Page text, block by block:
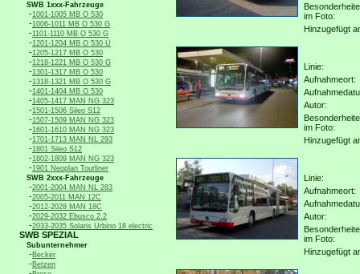
SWB 1xxx-Fahrzeuge
-1001-1005 MB O 530
-1006-1011 MB O 530 G
-1101-1110 MB O 530 G
-1201-1204 MB O 530 Ü
-1205-1217 MB O 530
-1218-1221 MB O 530 G
-1301-1317 MB O 530
-1318-1321 MB O 530 G
-1401-1404 MB O 530
-1405-1417 MAN NG 323
-1501-1506 Sileo S12
-1507-1509 MAN NG 323
-1601-1610 MAN NG 323
-1701-1713 MAN NL 293
-1801 Sileo S12
-1802-1809 MAN NG 323
-1901 Neoplan Tourliner
SWB 2xxx-Fahrzeuge
-2001-2004 MAN NL 283
-2005-2011 MAN 12C
-2012-2028 MAN 18C
-2029-2032 Ebusco 2.2
-2033-2035 Solaris Urbino 18 electric
SWB SPEZIAL
Subunternehmer
-Becker
-Betzen
im Foto:
Hinzugefügt
Linie:
Aufnahmeort:
Autor:
im Foto:
Hinzugefügt
Linie:
Aufnahmeort:
Autor:
im Foto:
Hinzugefügt